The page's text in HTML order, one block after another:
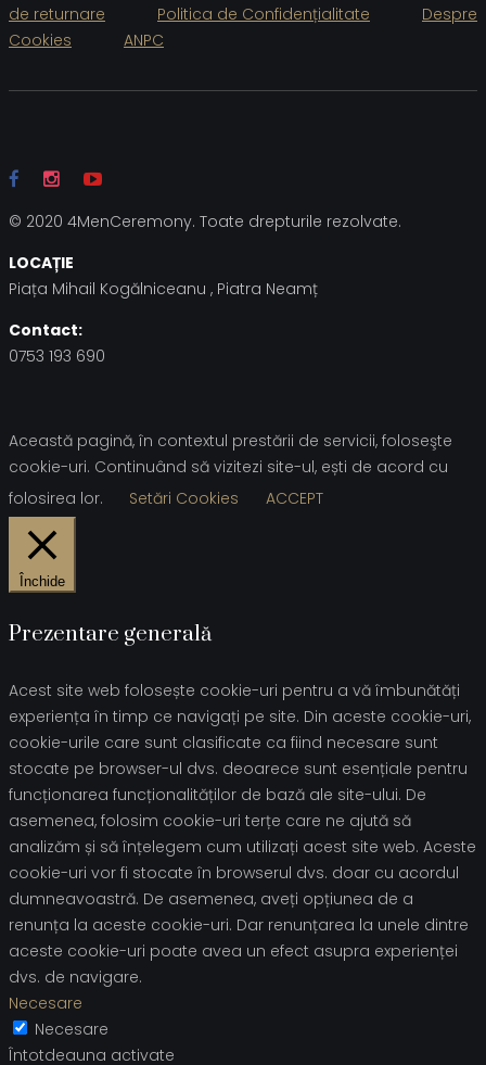
de returnare
Politica de Confidențialitate
Despre
Cookies
ANPC
© 2020 4MenCeremony. Toate drepturile rezolvate.
LOCAȚIE
Piața Mihail Kogălniceanu , Piatra Neamț
Contact:
0753 193 690
Această pagină, în contextul prestării de servicii, foloseşte
cookie-uri. Continuând să vizitezi site-ul, ești de acord cu
folosirea lor.
Setări Cookies ACCEPT
Închide
Prezentare generală
Acest site web folosește cookie-uri pentru a vă îmbunătăți
experiența în timp ce navigați pe site. Din aceste cookie-uri,
cookie-urile care sunt clasificate ca fiind necesare sunt
stocate pe browser-ul dvs. deoarece sunt esențiale pentru
funcționarea funcționalităților de bază ale site-ului. De
asemenea, folosim cookie-uri terțe care ne ajută să
analizăm și să înțelegem cum utilizați acest site web. Aceste
cookie-uri vor fi stocate în browserul dvs. doar cu acordul
dumneavoastră. De asemenea, aveți opțiunea de a
renunța la aceste cookie-uri. Dar renunțarea la unele dintre
aceste cookie-uri poate avea un efect asupra experienței
dvs. de navigare.
Necesare
Necesare
Întotdeauna activate